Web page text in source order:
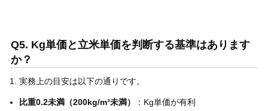
Q5. Kg単価と立米単価を判断する基準はあります
か？
実務上の目安は以下の通りです。
比重0.2未満（200kg/m³未満）
：Kg単価が有利